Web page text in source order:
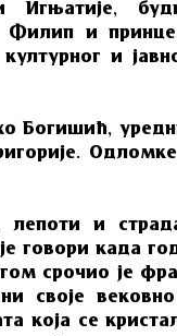
Игњатије,
Филип и
и
Бoгишић,
Oдлoмкe
лeпoти и
гoвoри кaдa
срoчиo je
свoje
кoja сe